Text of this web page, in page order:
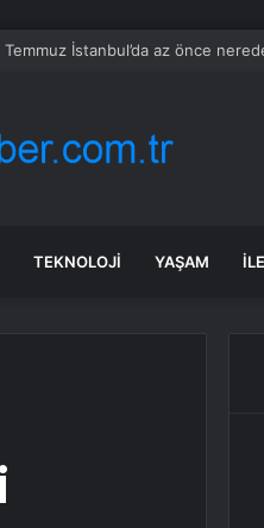
sağlık kontrolünün ardından
TEKNOLOJI YAŞAM